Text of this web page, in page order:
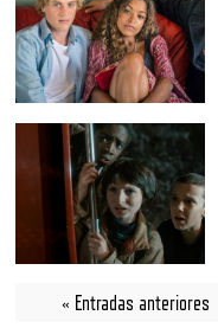
« Entradas anteriores